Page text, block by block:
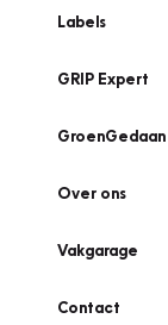
Labels
GRIP Expert
GroenGedaan
Over ons
Vakgarage
Contact